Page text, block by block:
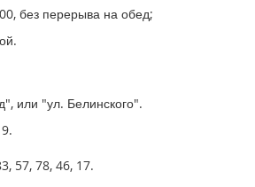
без перерыва на обед;
или "ул. Белинского".
57, 78, 46, 17.